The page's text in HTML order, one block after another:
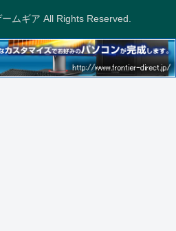
ムギア All Rights Reserved.